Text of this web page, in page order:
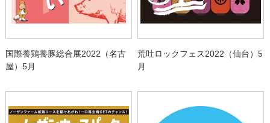
国際養鶏養豚総合展2022（名古
屋）5月
荒吐ロックフェス2022（仙台）5
月